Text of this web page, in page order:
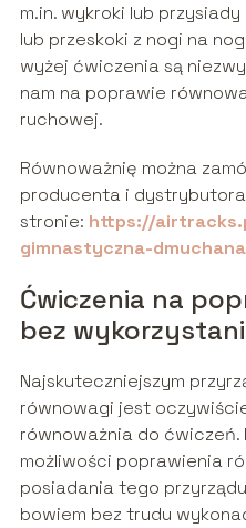
m.in. wykroki lub
lub przeskoki z nogi na
wyżej ćwiczenia są
nam na poprawie
ruchowej.
Równoważnię można
producenta i
stronie: https://
gimnastyczna-
Ćwiczenia na
bez
Najskuteczniejszym
równowagi jest
równoważnia do ćwiczeń.
możliwości poprawienia
posiadania tego
bowiem bez trudu